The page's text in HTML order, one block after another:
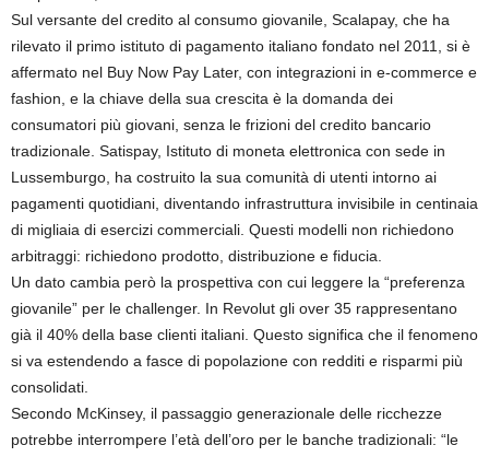
Sul versante del credito al consumo giovanile, Scalapay, che ha
rilevato il primo istituto di pagamento italiano fondato nel 2011, si è
affermato nel Buy Now Pay Later, con integrazioni in e-commerce e
fashion, e la chiave della sua crescita è la domanda dei
consumatori più giovani, senza le frizioni del credito bancario
tradizionale. Satispay, Istituto di moneta elettronica con sede in
Lussemburgo, ha costruito la sua comunità di utenti intorno ai
pagamenti quotidiani, diventando infrastruttura invisibile in centinaia
di migliaia di esercizi commerciali. Questi modelli non richiedono
arbitraggi: richiedono prodotto, distribuzione e fiducia.
Un dato cambia però la prospettiva con cui leggere la “preferenza
giovanile” per le challenger. In Revolut gli over 35 rappresentano
già il 40% della base clienti italiani. Questo significa che il fenomeno
si va estendendo a fasce di popolazione con redditi e risparmi più
consolidati.
Secondo McKinsey, il passaggio generazionale delle ricchezze
potrebbe interrompere l’età dell’oro per le banche tradizionali: “le